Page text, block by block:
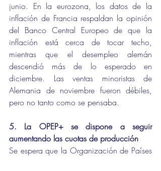
junio. En la eurozona, los datos de la
inflación de Francia respaldan la opinión
del Banco Central Europeo de que la
inflación está cerca de tocar techo,
mientras que el desempleo alemán
descendió más de lo esperado en
diciembre. Las ventas minoristas de
Alemania de noviembre fueron débiles,
pero no tanto como se pensaba.
5. La OPEP+ se dispone a seguir
aumentando las cuotas de producción
Se espera que la Organización de Países